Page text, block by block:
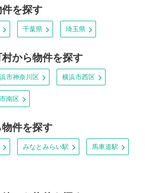
を探す
千葉県 埼玉県
から物件を探す
市神奈川区 横浜市西区
南区
件を探す
みなとみらい駅 馬車道駅